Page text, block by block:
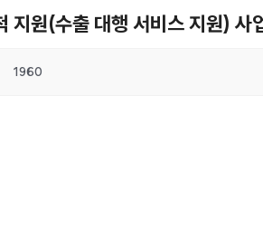
원(수출 대행 서비스 지원) 사
1960